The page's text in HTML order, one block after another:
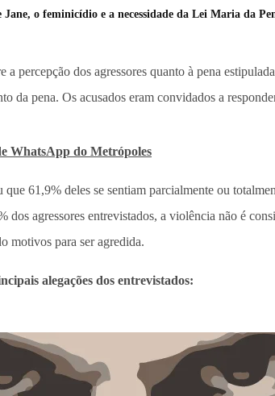
Jane, o feminicídio e a necessidade da Lei Maria da
a percepção dos agressores quanto à pena
da pena. Os acusados eram convidados a
WhatsApp do Metrópoles
que 61,9% deles se sentiam parcialmente ou
dos agressores entrevistados, a violência não é
motivos para ser agredida.
alegações dos entrevistados: